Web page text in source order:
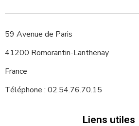
59 Avenue de Paris
41200 Romorantin-Lanthenay
France
Téléphone : 02.54.76.70.15
Liens utiles